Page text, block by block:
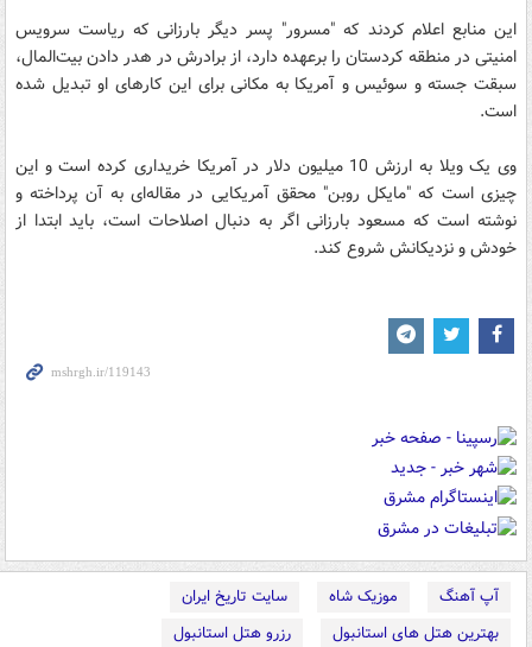
این منابع اعلام کردند که "مسرور" پسر دیگر بارزانی که ریاست سرویس‌
امنیتی در منطقه کردستان را برعهده دارد، از برادرش در هدر دادن بیت‌المال،
سبقت جسته و سوئیس و آمریکا به مکانی برای این کارهای او تبدیل شده
است.
وی یک ویلا به ارزش 10 میلیون دلار در آمریکا خریداری کرده است و این
چیزی است که "مایکل روبن" محقق آمریکایی در مقاله‌ای به آن پرداخته و
نوشته است که مسعود بارزانی اگر به دنبال اصلاحات است، باید ابتدا از
خودش و نزدیکانش شروع کند.
آپ آهنگ موزیک شاه
سایت تاریخ ایران
بهترین هتل های استانبول
رزرو هتل استانبول